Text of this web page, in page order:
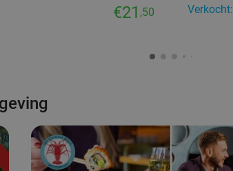
€21 ,50